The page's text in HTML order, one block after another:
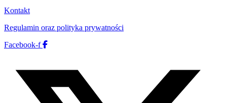
Kontakt
Regulamin oraz polityka prywatności
Facebook-f